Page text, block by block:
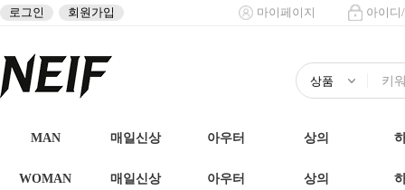
로그인 회원가입 마이페이지 아이디
MAN 매일신상 아우터 상의
WOMAN 매일신상 아우터 상의